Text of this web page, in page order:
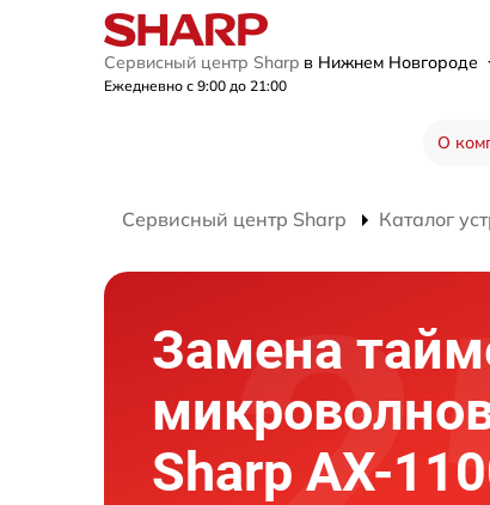
Сервисный центр Sharp в Нижнем Новгороде
Ежедневно с 9:00 до 21:00
О
Сервисный центр Sharp Каталог
Замена
Sharp AX-